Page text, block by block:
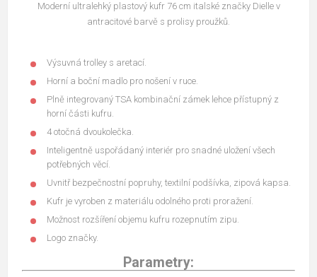
Moderní ultralehký plastový kufr 76 cm italské značky Dielle v
antracitové barvě s prolisy proužků.
Výsuvná trolley s aretací.
Horní a boční madlo pro nošení v ruce.
Plně integrovaný TSA kombinační zámek lehce přístupný z
horní části kufru.
4 otočná dvoukolečka.
Inteligentně uspořádaný interiér pro snadné uložení všech
potřebných věcí.
Uvnitř bezpečnostní popruhy, textilní podšívka, zipová kapsa.
Kufr je vyroben z materiálu odolného proti proražení.
Možnost rozšíření objemu kufru rozepnutím zipu.
Logo značky.
Parametry: